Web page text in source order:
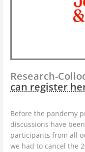
Research-
can register
Before the pandemy
discussions have
participants from all
we had to cancel the